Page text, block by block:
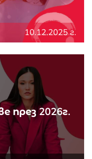
10.12.2025 г.
през 2026г.